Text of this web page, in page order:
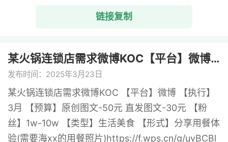
链接复制
某火锅连锁店需求微博KOC【平台】微博 ...
发布时间：2025年3月23日
某火锅连锁店需求微博KOC 【平台】微博 【执行】
3月 【预算】原创图文-50元 直发图文-30元 【粉
丝】1w-10w 【类型】生活美食 【形式】分享用餐体
验(需要海xx的用餐照片)https://f.wps.cn/g/uvBCBl